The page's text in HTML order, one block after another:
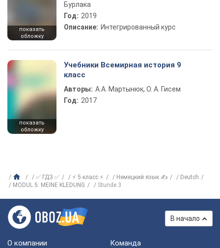
показать
обложку
Бурлака
Год: 2019
Описание: Интегрированный курс
показать
обложку
Учебники Всемирная история 9
класс
Авторы: А.А. Мартынюк, О. А. Гисем
Год: 2017
✅ ГДЗ ✅ ⚡ 5 класс ⚡ Немецкий язык ✍
Deutch
MODUL 5. MEINE KLEDUNG
Stunde 3
В начало
О компании Команда